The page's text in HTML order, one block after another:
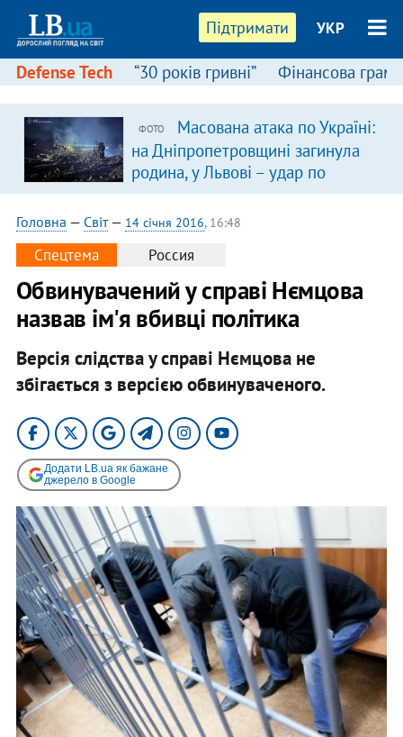
Підтримати УКР
Defense Tech “30 років гривні” Фінансова
ФОТО
Масована атака по Україні:
на Дніпропетровщині загинула
родина, у Львові – удар по
багатоповерхівках
(доповнюється)
Головна — Світ— 14 січня 2016, 16:48
Спецтема Россия
Обвинувачений у справі Нємцова
назвав ім'я вбивці політика
Версія слідства у справі Нємцова не
збігається з версією обвинуваченого.
Додати LB.ua як бажане
джерело в Google